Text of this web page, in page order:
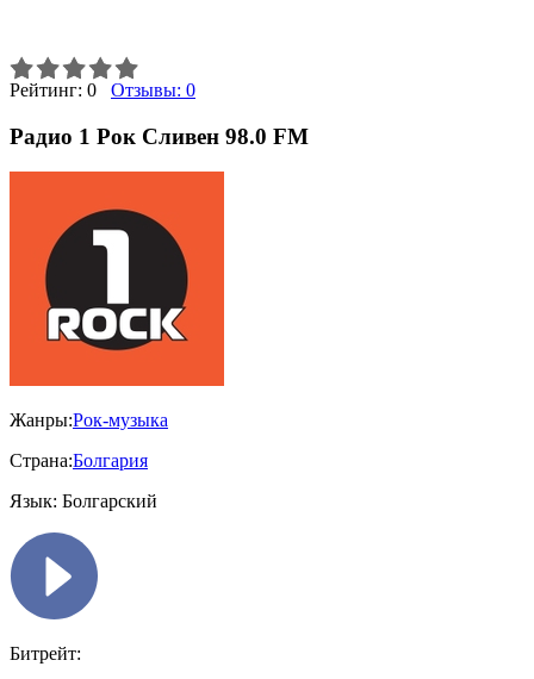
Рейтинг: 0 Отзывы: 0
Радио 1 Рок Сливен 98.0 FM
Жанры:Рок-музыка
Страна:Болгария
Язык: Болгарский
Битрейт: